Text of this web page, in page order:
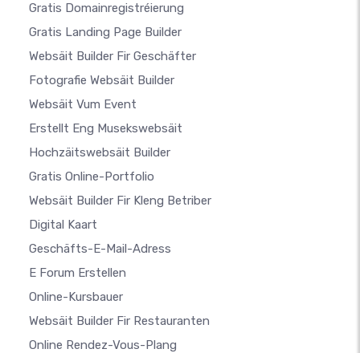
Gratis Domainregistréierung
Gratis Landing Page Builder
Websäit Builder Fir Geschäfter
Fotografie Websäit Builder
Websäit Vum Event
Erstellt Eng Musekswebsäit
Hochzäitswebsäit Builder
Gratis Online-Portfolio
Websäit Builder Fir Kleng Betriber
Digital Kaart
Geschäfts-E-Mail-Adress
E Forum Erstellen
Online-Kursbauer
Websäit Builder Fir Restauranten
Online Rendez-Vous-Plang